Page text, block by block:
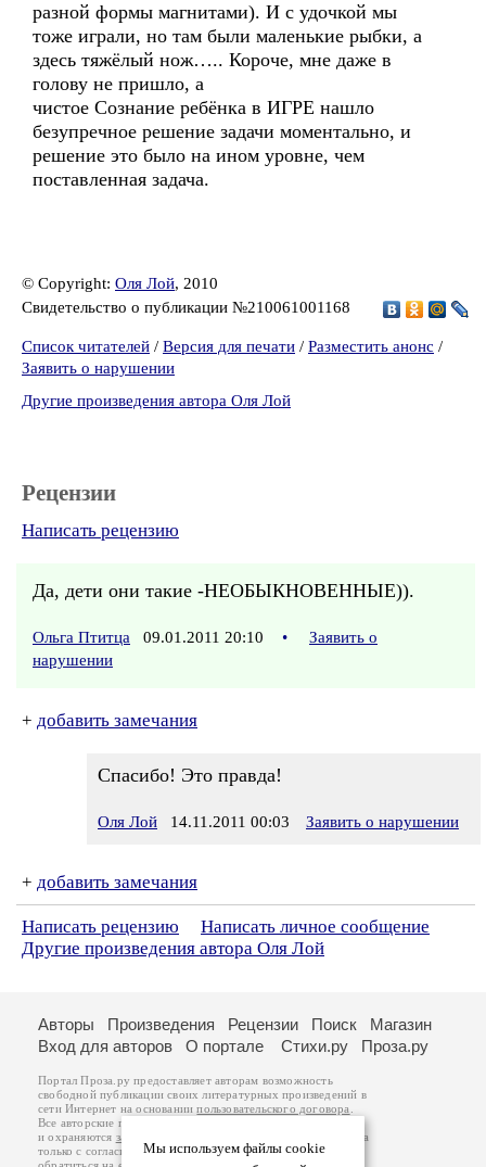
разной формы магнитами). И с удочкой мы
тоже играли, но там были маленькие рыбки, а
здесь тяжёлый нож….. Короче, мне даже в
голову не пришло, а
чистое Сознание ребёнка в ИГРЕ нашло
безупречное решение задачи моментально, и
решение это было на ином уровне, чем
поставленная задача.
© Copyright: Оля Лой, 2010
Свидетельство о публикации №210061001168
Список читателей / Версия для печати / Разместить анонс /
Заявить о нарушении
Другие произведения автора Оля Лой
Рецензии
Написать рецензию
Да, дети они такие -НЕОБЫКНОВЕННЫЕ)).
Ольга Птитца 09.01.2011 20:10 •
Заявить о
нарушении
+ добавить замечания
Спасибо! Это правда!
Оля Лой 14.11.2011 00:03 Заявить о нарушении
+ добавить замечания
Написать рецензию
Написать личное сообщение
Другие произведения автора Оля Лой
Мы используем файлы cookie
Авторы Произведения Рецензии Поиск
Магазин
Вход для авторов
О портале Стихи.ру Проза.ру
Портал Проза.ру предоставляет авторам возможность
свободной публикации своих литературных произведений в
сети Интернет на основаниипользовательского договора
Все авторские права на произведения принадлежат авторам
и охраняются законом
. Перепечатка произведений возможна
только с согласия его автора, к которому вы можете